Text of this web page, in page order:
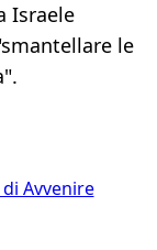
Israele
le
Avvenire